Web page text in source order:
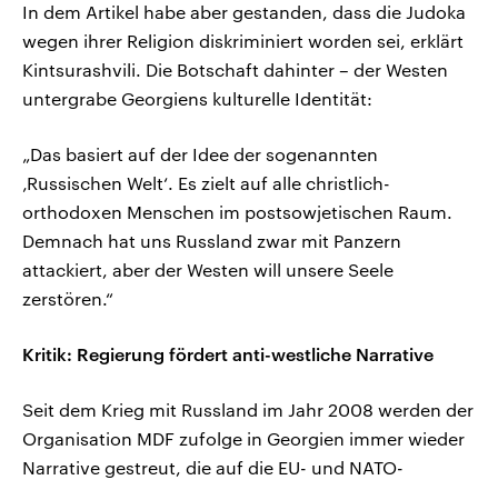
In dem Artikel habe aber gestanden, dass die Judoka
wegen ihrer Religion diskriminiert worden sei, erklärt
Kintsurashvili. Die Botschaft dahinter – der Westen
untergrabe Georgiens kulturelle Identität:
„Das basiert auf der Idee der sogenannten
‚Russischen Welt‘. Es zielt auf alle christlich-
orthodoxen Menschen im postsowjetischen Raum.
Demnach hat uns Russland zwar mit Panzern
attackiert, aber der Westen will unsere Seele
zerstören.“
Kritik: Regierung fördert anti-westliche Narrative
Seit dem Krieg mit Russland im Jahr 2008 werden der
Organisation MDF zufolge in Georgien immer wieder
Narrative gestreut, die auf die EU- und NATO-